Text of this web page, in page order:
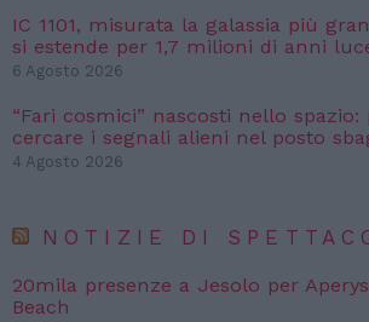
IC 1101, misurata la galassia più
si estende per 1,7 milioni di anni
6 Agosto 2026
“Fari cosmici” nascosti nello
cercare i segnali alieni nel posto
4 Agosto 2026
NOTIZIE DI
20mila presenze a Jesolo per
Beach